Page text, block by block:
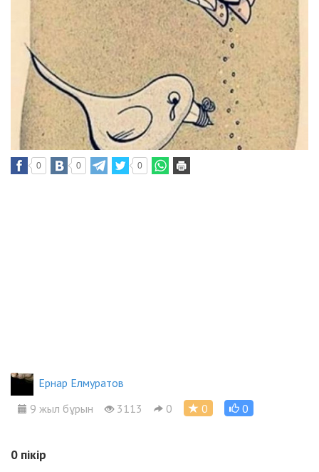
0 0 0
Ернар Елмуратов
9 жыл бұрын
3113 0 0 0
0 пікір